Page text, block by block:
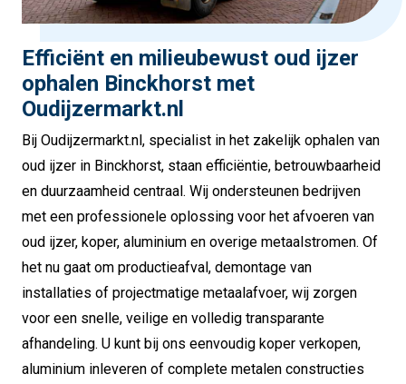
Efficiënt en milieubewust oud ijzer
ophalen Binckhorst met
Oudijzermarkt.nl
Bij Oudijzermarkt.nl, specialist in het zakelijk ophalen van
oud ijzer in Binckhorst, staan efficiëntie, betrouwbaarheid
en duurzaamheid centraal. Wij ondersteunen bedrijven
met een professionele oplossing voor het afvoeren van
oud ijzer, koper, aluminium en overige metaalstromen. Of
het nu gaat om productieafval, demontage van
installaties of projectmatige metaalafvoer, wij zorgen
voor een snelle, veilige en volledig transparante
afhandeling. U kunt bij ons eenvoudig koper verkopen,
aluminium inleveren of complete metalen constructies